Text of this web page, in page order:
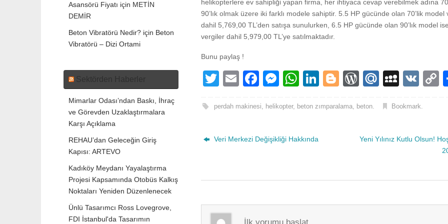
helikopterlere ev sahipliği yapan firma, her ihtiyaca cevap verebilmek adına
90’lık olmak üzere iki farklı modele sahiptir. 5.5 HP gücünde olan 70’lik model
dahil 5,769,00 TL’den satışa sunulurken, 6.5 HP gücünde olan 90’lık model ise
vergiler dahil 5,979,00 TL’ye satılmaktadır.
Bunu paylaş !
T
tt
E
ail
F
c
b
M
ss
n
W
at
A
Li
k
Bl
g
W
d
e
M
.R
M
S
a
V
n
perdah makinesi, helikopter, beton zımparalama, beton. Bookmark.
Veri Merkezi Değişikliği Hakkında
Yeni Yılınız Kutlu Olsun!
Asansörü Fiyatı için METİN
DEMİR
Beton Vibratörü Nedir? için Beton
Vibratörü – Dizi Ortami
Sektörden Haberler
Mimarlar Odası’ndan Baskı, İhraç
ve Görevden Uzaklaştırmalara
Karşı Açıklama
REHAU’dan Geleceğin Giriş
Kapısı: ARTEVO
Kadıköy Meydanı Yayalaştırma
Projesi Kapsamında Otobüs Kalkış
Noktaları Yeniden Düzenlenecek
Ünlü Tasarımcı Ross Lovegrove,
FDI İstanbul'da Tasarımın